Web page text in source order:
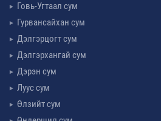
Говь-Угтаал сум
Гурвансайхан сум
Дэлгэрцогт сум
Дэлгэрхангай сум
Дэрэн сум
Луус сум
Өлзийт сум